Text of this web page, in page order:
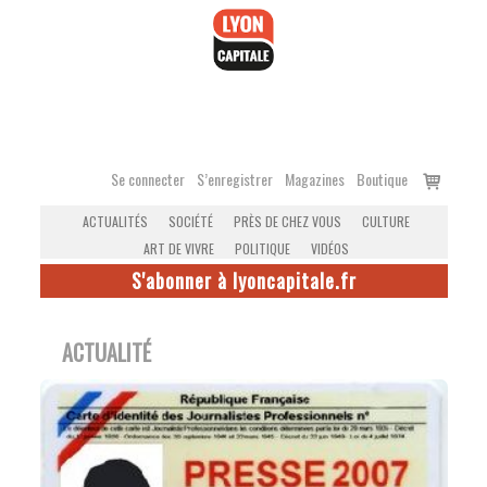
Se connecter S’enregistrer Magazines Boutique
Voir
ACTUALITÉS SOCIÉTÉ PRÈS DE CHEZ VOUS
CULTURE
ART DE VIVRE
POLITIQUE VIDÉOS
S'abonner à lyoncapitale.fr
ACTUALITÉ